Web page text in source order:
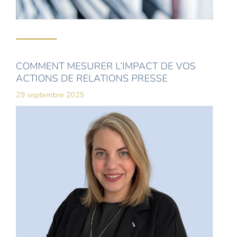
COMMENT MESURER L’IMPACT DE VOS
ACTIONS DE RELATIONS PRESSE
29 septembre 2025